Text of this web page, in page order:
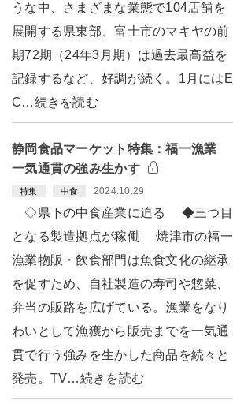
うな中、さまざまな業態で104店舗を
展開する県東部、富士市のマキヤの前
期72期（24年3月期）は過去最高益を
記録するなど、好調が続く。1月にはE
C…続きを読む
静岡食品マーケット特集：福一漁業
一気通貫の強み生かす
特集 中食 2024.10.29
◇県下の中食産業に迫る ◆三つ目
となる製造拠点が稼働 焼津市の福一
漁業物販・飲食部門は魚食文化の継承
を促すため、自社製造の寿司や惣菜、
弁当の販路を広げている。漁業をなり
わいとして漁獲から販売までを一気通
貫で行う強みを生かした商品を続々と
発売。TV…続きを読む